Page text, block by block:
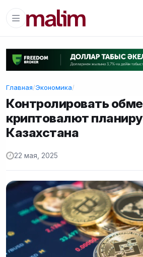
Главная/Экономика/
Контролировать
криптовалют
Казахстана
22 мая, 2025